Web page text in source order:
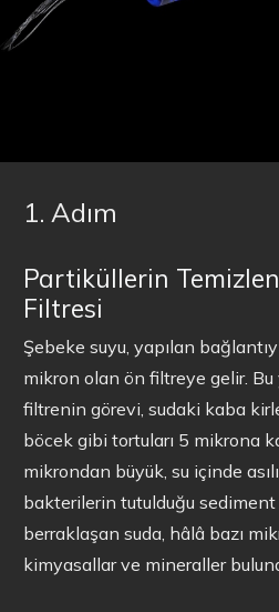
1. Adım
Partiküllerin
Filtresi
Şebeke suyu, yapılan
mikron olan ön filtreye gelir.
filtrenin görevi, sudaki kaba
böcek gibi tortuları 5 mikrona
mikrondan büyük, su içinde
bakterilerin tutulduğu
berraklaşan suda, hâlâ bazı
kimyasallar ve mineraller